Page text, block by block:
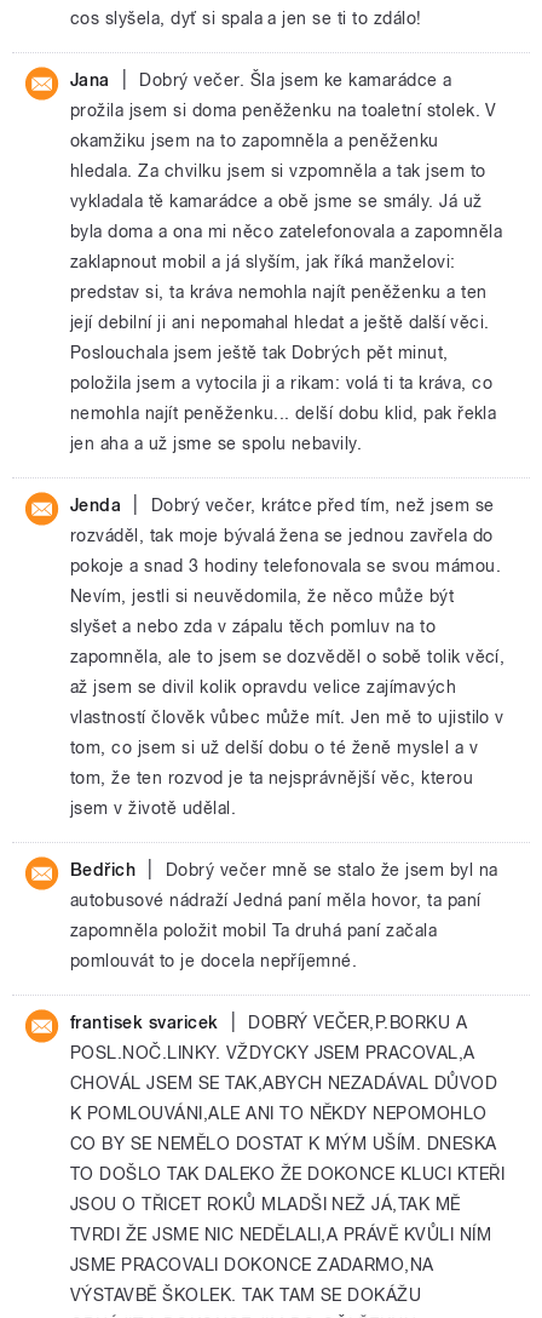
cos slyšela, dyť si spala a jen se ti to zdálo!
Jana
Dobrý večer. Šla jsem ke kamarádce a
prožila jsem si doma peněženku na toaletní stolek. V
okamžiku jsem na to zapomněla a peněženku
hledala. Za chvilku jsem si vzpomněla a tak jsem to
vykladala tě kamarádce a obě jsme se smály. Já už
byla doma a ona mi něco zatelefonovala a zapomněla
zaklapnout mobil a já slyším, jak říká manželovi:
predstav si, ta kráva nemohla najít peněženku a ten
její debilní ji ani nepomahal hledat a ještě další věci.
Poslouchala jsem ještě tak Dobrých pět minut,
položila jsem a vytocila ji a rikam: volá ti ta kráva, co
nemohla najít peněženku... delší dobu klid, pak řekla
jen aha a už jsme se spolu nebavily.
Jenda
Dobrý večer, krátce před tím, než jsem se
rozváděl, tak moje bývalá žena se jednou zavřela do
pokoje a snad 3 hodiny telefonovala se svou mámou.
Nevím, jestli si neuvědomila, že něco může být
slyšet a nebo zda v zápalu těch pomluv na to
zapomněla, ale to jsem se dozvěděl o sobě tolik věcí,
až jsem se divil kolik opravdu velice zajímavých
vlastností člověk vůbec může mít. Jen mě to ujistilo v
tom, co jsem si už delší dobu o té ženě myslel a v
tom, že ten rozvod je ta nejsprávnější věc, kterou
jsem v životě udělal.
Bedřich
Dobrý večer mně se stalo že jsem byl na
autobusové nádraží Jedná paní měla hovor, ta paní
zapomněla položit mobil Ta druhá paní začala
pomlouvát to je docela nepříjemné.
frantisek svaricek
DOBRÝ VEČER,P.BORKU A
POSL.NOČ.LINKY. VŽDYCKY JSEM PRACOVAL,A
CHOVÁL JSEM SE TAK,ABYCH NEZADÁVAL DŮVOD
K POMLOUVÁNI,ALE ANI TO NĚKDY NEPOMOHLO
CO BY SE NEMĚLO DOSTAT K MÝM UŠÍM. DNESKA
TO DOŠLO TAK DALEKO ŽE DOKONCE KLUCI KTEŘI
JSOU O TŘICET ROKŮ MLADŠI NEŽ JÁ,TAK MĚ
TVRDI ŽE JSME NIC NEDĚLALI,A PRÁVĚ KVŮLI NÍM
JSME PRACOVALI DOKONCE ZADARMO,NA
VÝSTAVBĚ ŠKOLEK. TAK TAM SE DOKÁŽU